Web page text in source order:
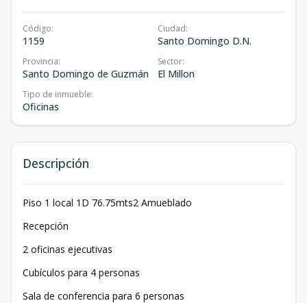
Código:
1159
Ciudad:
Santo Domingo D.N.
Provincia:
Santo Domingo de Guzmán
Sector:
El Millon
Tipo de inmueble:
Oficinas
Descripción
Piso 1 local 1D 76.75mts2 Amueblado
Recepción
2 oficinas ejecutivas
Cubículos para 4 personas
Sala de conferencia para 6 personas